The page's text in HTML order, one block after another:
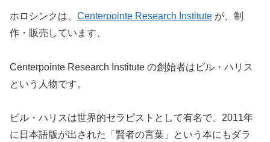
ホロシンクは、 Centerpointe Research Institute が、制
作・販売しています、
Centerpointe Research Institute の創始者はビル・ハリス
という人物です。
ビル・ハリスは世界的セラピストとして有名で、2011年
に日本語版が出された「賢者の言葉」という本にもダラ